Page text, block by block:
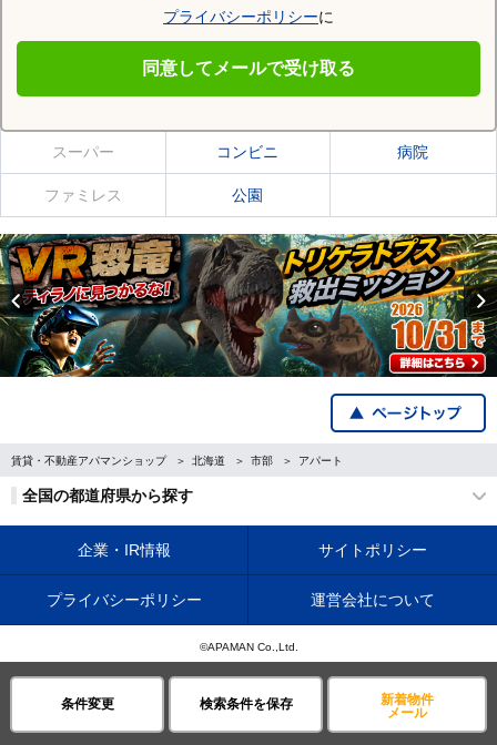
条件変更 検索条件を保存
新着物件
メール
プライバシーポリシーに
同意してメールで受け取る
中川郡豊頃町の施設一覧
スーパー コンビニ 病院
ファミレス 公園
Previous
賃貸・不動産アパマンショップ 北海道 市部 アパート
全国の都道府県から探す
企業・IR情報 サイトポリシー
プライバシーポリシー 運営会社について
©APAMAN Co.,Ltd.